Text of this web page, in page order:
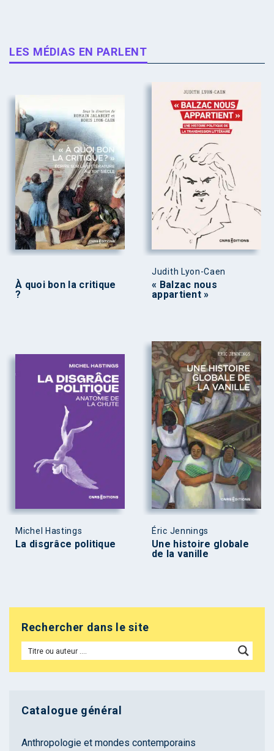
LES MÉDIAS EN PARLENT
À quoi bon la critique
?
Judith Lyon-Caen
« Balzac nous
appartient »
Michel Hastings
La disgrâce politique
Éric Jennings
Une histoire globale
de la vanille
Rechercher dans le site
Catalogue général
Anthropologie et mondes contemporains